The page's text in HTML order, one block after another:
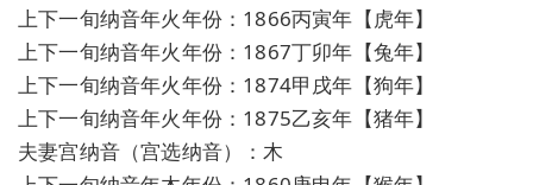
上下一旬纳音年火年份：1866丙寅年【虎年】
上下一旬纳音年火年份：1867丁卯年【兔年】
上下一旬纳音年火年份：1874甲戌年【狗年】
上下一旬纳音年火年份：1875乙亥年【猪年】
夫妻宫纳音（宫选纳音）：木